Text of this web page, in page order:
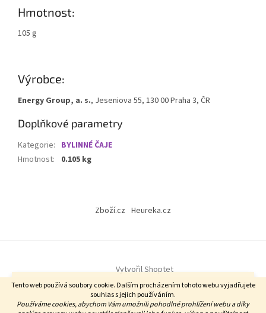
Tento web používá soubory cookie. Dalším procházením tohoto webu vyjadřujete
souhlas s jejich používáním.
Používáme cookies, abychom Vám umožnili pohodlné prohlížení webu a díky
Vážení zákazníci, od 6.8. do 14.8.2026. u nás probíhá firemní dovolená.
Zásilky budou odesílány do 5.8. objednávky do 10 hodin a následně od
17.8. V době od 6.8 do 14.8. NEBUDE k dispozici zákaznická linka.
Hmotnost:
105 g
Výrobce:
Energy Group, a. s., Jeseniova 55, 130 00 Praha 3, ČR
Doplňkové parametry
Kategorie: BYLINNÉ ČAJE
Hmotnost: 0.105 kg
Zboží.cz Heureka.cz
Vytvořil Shoptet
Copyright 2026DF byliny. Všechna práva vyhrazena.